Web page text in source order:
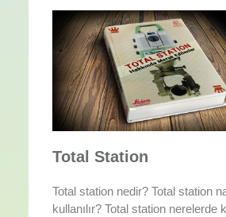
Total Station
Total station nedir? Total station
kullanılır? Total station nerelerde